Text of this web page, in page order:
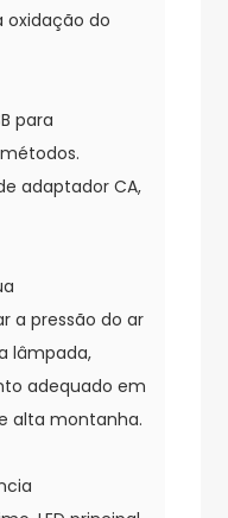
oxidação do
para
adaptador CA,
a pressão do ar
lâmpada,
adequado em
alta montanha.